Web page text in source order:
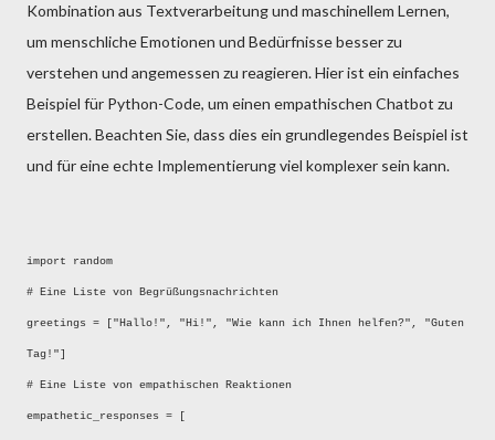
Kombination aus Textverarbeitung und maschinellem Lernen,
um menschliche Emotionen und Bedürfnisse besser zu
verstehen und angemessen zu reagieren. Hier ist ein einfaches
Beispiel für Python-Code, um einen empathischen Chatbot zu
erstellen. Beachten Sie, dass dies ein grundlegendes Beispiel ist
und für eine echte Implementierung viel komplexer sein kann.
import random
# Eine Liste von Begrüßungsnachrichten
greetings = ["Hallo!", "Hi!", "Wie kann ich Ihnen helfen?", "Guten
Tag!"]
# Eine Liste von empathischen Reaktionen
empathetic_responses = [